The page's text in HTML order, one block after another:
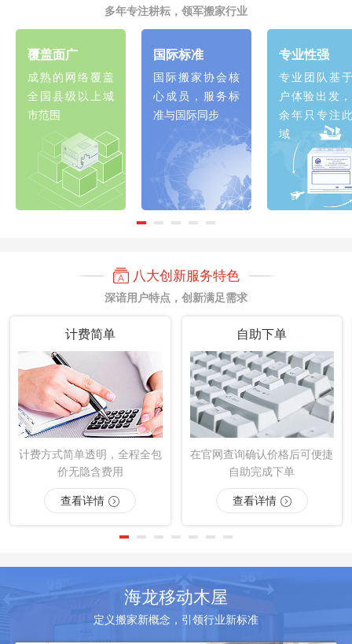
多年专注耕耘，领军搬家行业
覆盖面广
成熟的网络覆盖
全国县级以上城
市范围
国际标准
国际搬家协会核
心成员，服务标
准与国际同步
专业性强
专业团队基
户体验出发
余年只专注
域
八大创新服务特色
深谙用户特点，创新满足需求
计费简单
计费方式简单透明，全程全包
价无隐含费用
查看详情
自助下单
在官网查询确认价格后可便捷
自助完成下单
查看详情
海龙移动木屋
定义搬家新概念，引领行业新标准